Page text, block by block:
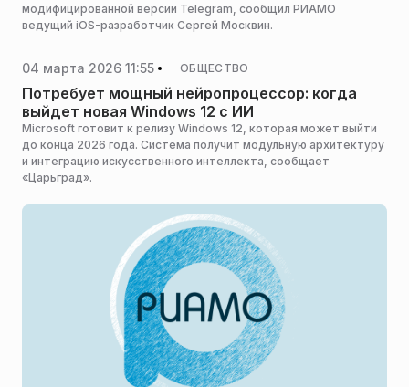
модифицированной версии Telegram, сообщил РИАМО
ведущий iOS-разработчик Сергей Москвин.
04 марта 2026 11:55 ОБЩЕСТВО
Потребует мощный нейропроцессор: когда
выйдет новая Windows 12 с ИИ
Microsoft готовит к релизу Windows 12, которая может выйти
до конца 2026 года. Система получит модульную архитектуру
и интеграцию искусственного интеллекта, сообщает
«Царьград».